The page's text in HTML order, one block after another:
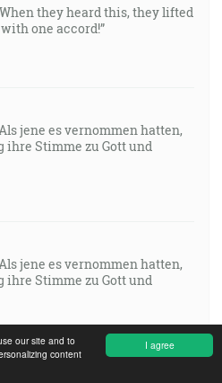
I agree
our site and to
content
they heard this, they lifted
one accord!”
jene es vernommen hatten,
Stimme zu Gott und
jene es vernommen hatten,
Stimme zu Gott und